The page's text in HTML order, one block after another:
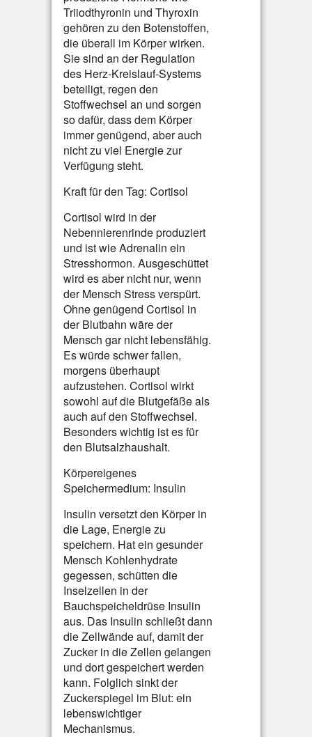
Triiodthyronin und Thyroxin
gehören zu den Botenstoffen,
die überall im Körper wirken.
Sie sind an der Regulation
des Herz-Kreislauf-Systems
beteiligt, regen den
Stoffwechsel an und sorgen
so dafür, dass dem Körper
immer genügend, aber auch
nicht zu viel Energie zur
Verfügung steht.
Kraft für den Tag: Cortisol
Cortisol wird in der
Nebennierenrinde produziert
und ist wie Adrenalin ein
Stresshormon. Ausgeschüttet
wird es aber nicht nur, wenn
der Mensch Stress verspürt.
Ohne genügend Cortisol in
der Blutbahn wäre der
Mensch gar nicht lebensfähig.
Es würde schwer fallen,
morgens überhaupt
aufzustehen. Cortisol wirkt
sowohl auf die Blutgefäße als
auch auf den Stoffwechsel.
Besonders wichtig ist es für
den Blutsalzhaushalt.
Körpereigenes
Speichermedium: Insulin
Insulin versetzt den Körper in
die Lage, Energie zu
speichern. Hat ein gesunder
Mensch Kohlenhydrate
gegessen, schütten die
Inselzellen in der
Bauchspeicheldrüse Insulin
aus. Das Insulin schließt dann
die Zellwände auf, damit der
Zucker in die Zellen gelangen
und dort gespeichert werden
kann. Folglich sinkt der
Zuckerspiegel im Blut: ein
lebenswichtiger
Mechanismus.